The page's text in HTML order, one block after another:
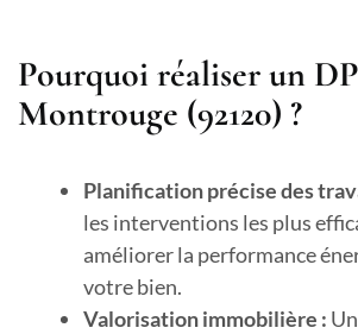
Pourquoi réaliser un
Montrouge (92120) ?
Planification précise des
les interventions les plus
améliorer la performance
votre bien.
Valorisation immobilière :